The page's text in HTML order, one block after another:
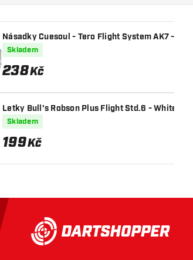
Násadky Cuesoul - Tero Flight System AK7 - Ice
Skladem
238Kč
Letky Bull's Robson Plus Flight Std.6 - White
Skladem
199Kč
Doprava zdarma od 3000 Kč